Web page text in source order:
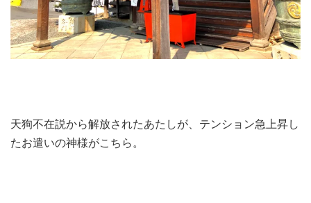
天狗不在説から解放されたあたしが、テンション急上昇し
たお遣いの神様がこちら。